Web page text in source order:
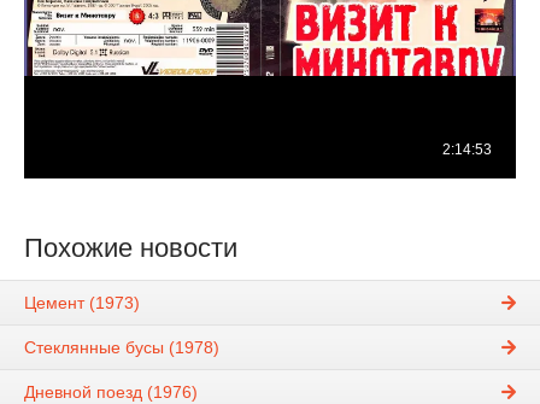
Похожие новости
Цемент (1973)
Стеклянные бусы (1978)
Дневной поезд (1976)